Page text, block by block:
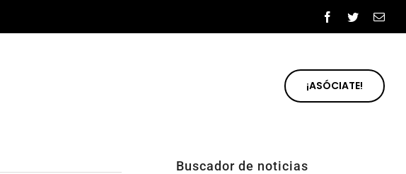
Facebook
Twitter
¡ASÓCIATE!
Buscador de noticias